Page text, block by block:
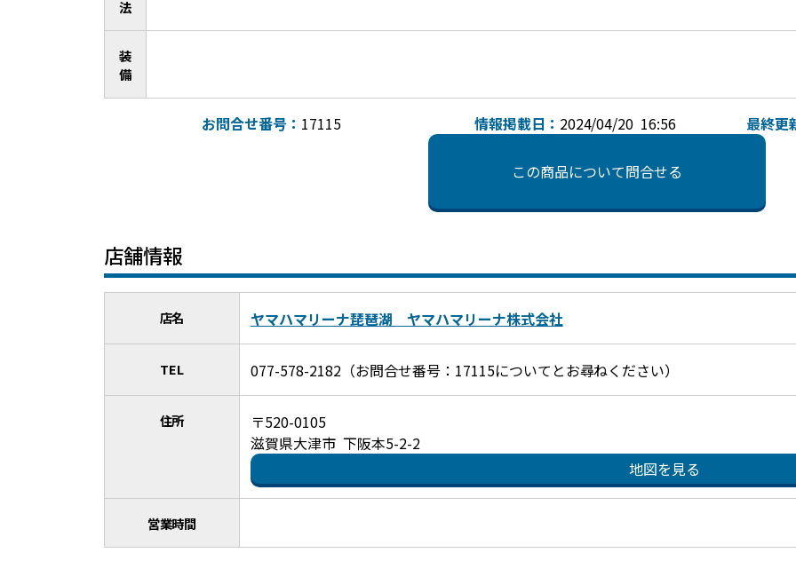
法
装
備
お問合せ番号： 17115 情報掲載日： 2024/04/20 16:56 最終更
この商品について問合せる
店舗情報
店名 ヤマハマリーナ琵琶湖 ヤマハマリーナ株式会社
TEL 077-578-2182（お問合せ番号：17115についてとお尋ねください）
住所
〒520-0105
滋賀県大津市 下阪本5-2-2
地図を見る
営業時間